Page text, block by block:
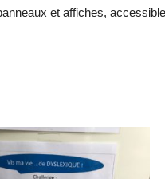
et affiches,